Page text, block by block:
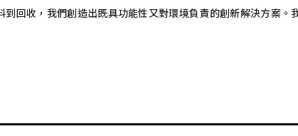
回收，我們創造出既具功能性又對環境負責的創新解決方案